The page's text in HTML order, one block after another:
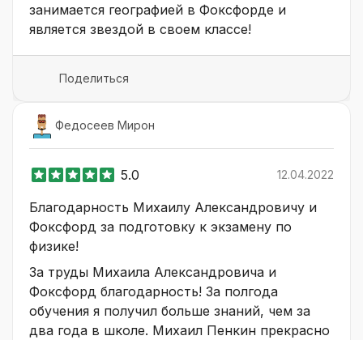
занимается географией в Фоксфорде и
является звездой в своем классе!
Поделиться
Федосеев Мирон
5.0 12.04.2022
Благодарность Михаилу Александровичу и
Фоксфорд за подготовку к экзамену по
физике!
За труды Михаила Александровича и
Фоксфорд благодарность! За полгода
обучения я получил больше знаний, чем за
два года в школе. Михаил Пенкин прекрасно